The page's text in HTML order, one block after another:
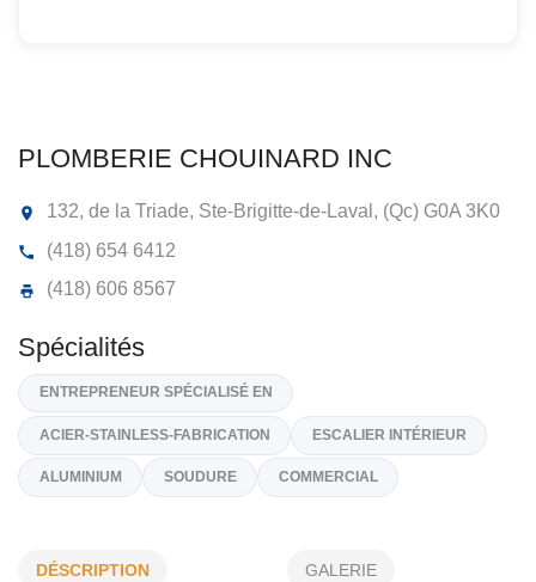
PLOMBERIE CHOUINARD INC
132, de la Triade, Ste-Brigitte-de-Laval, (Qc)
(418) 654 6412
(418) 606 8567
DÉSCRIPTION GALERIE